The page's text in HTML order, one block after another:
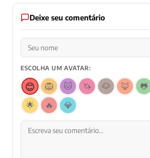
Deixe seu comentário
ESCOLHA UM AVATAR:
😊 🦁 🐱 🦄 🐶 🦊 🐸
🌟
🔥 💎